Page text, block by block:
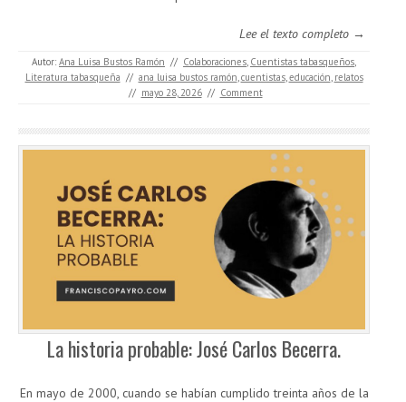
Lee el texto completo →
Autor: Ana Luisa Bustos Ramón // Colaboraciones Cuentistas tabasqueños
Literatura tabasqueña // ana luisa bustos ramón cuentistas, educación relatos
// mayo 28, 2026 // Comment
La historia probable: José Carlos Becerra.
En mayo de 2000, cuando se habían cumplido treinta años de la